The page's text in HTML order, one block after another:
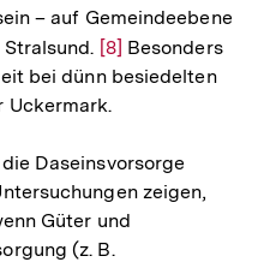
– auf Gemeindeebene
Zur
Auflösung
der
[8] Besonders
bei dünn besiedelten
Uckermark.
Daseinsvorsorge
zeigen,
Güter und
(z. B.